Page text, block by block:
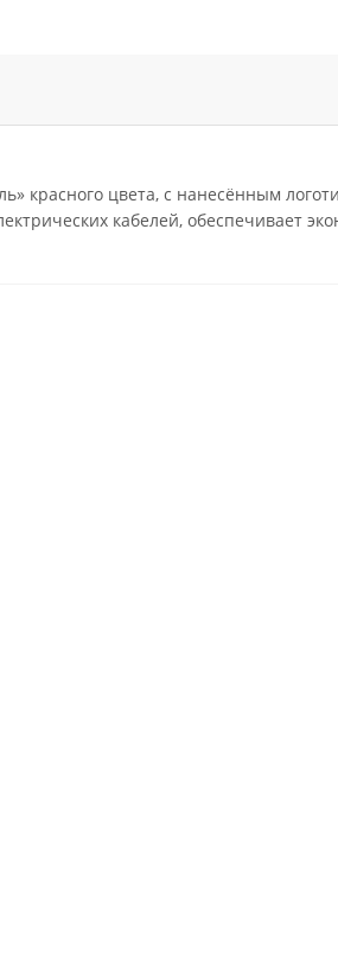
красного цвета, с нанесённым
кабелей, обеспечивает